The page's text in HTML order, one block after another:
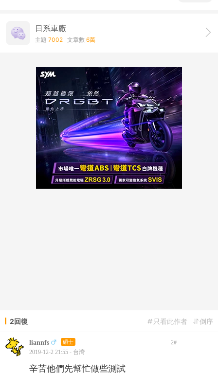
日系車廠
主題 7002 文章數 6萬
2回復 倒序
只看此作者
liannfs 碩士 2#
2019-12-2 21:55 - 台灣
辛苦他們先幫忙做些測試